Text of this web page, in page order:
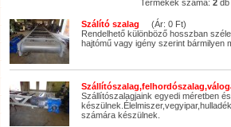
Termékek száma: 2 db
Szálító szalag (Ár: 0 Ft)
Rendelhető különböző hosszban
hajtómű vagy igény szerint bármilyen
Szállítószalagjaink egyedi méretben
számára készülnek.